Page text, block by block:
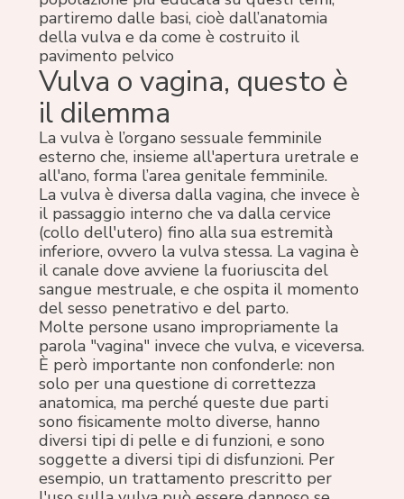
partiremo dalle basi, cioè dall’anatomia
della vulva e da come è costruito il
pavimento pelvico
Vulva o vagina, questo è
il dilemma
La vulva è l’organo sessuale femminile
esterno che, insieme all'apertura uretrale e
all'ano, forma l’area genitale femminile.
La vulva è diversa dalla vagina, che invece è
il passaggio interno che va dalla cervice
(collo dell'utero) fino alla sua estremità
inferiore, ovvero la vulva stessa. La vagina è
il canale dove avviene la fuoriuscita del
sangue mestruale, e che ospita il momento
del sesso penetrativo e del parto.
Molte persone usano impropriamente la
parola "vagina" invece che vulva, e viceversa.
È però importante non confonderle: non
solo per una questione di correttezza
anatomica, ma perché queste due parti
sono fisicamente molto diverse, hanno
diversi tipi di pelle e di funzioni, e sono
soggette a diversi tipi di disfunzioni. Per
esempio, un trattamento prescritto per